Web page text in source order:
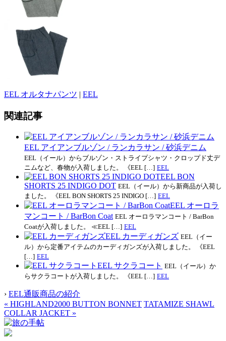
EEL オルタナパンツ | EEL
関連記事
EEL アイアンブルゾン / ランカラサン / 砂浜デニム
EEL（イール）からブルゾン・ストライプシャツ・クロップド丈デ
ニムなど、春物が入荷しました。 《EEL […] EEL
EEL BON
SHORTS 25 INDIGO DOT EEL（イール）から新商品が入荷し
ました。 《EEL BON SHORTS 25 INDIGO […] EEL
EEL オーロラ
マンコート / BarBon Coat EEL オーロラマンコート / BarBon
Coatが入荷しました。 ≪EEL […] EEL
EEL カーディガンズ EEL（イー
ル）から定番アイテムのカーディガンズが入荷しました。 《EEL
[…] EEL
EEL サクラコート EEL（イール）か
らサクラコートが入荷しました。 《EEL […] EEL
› EEL通販商品の紹介
« HIGHLAND2000 BUTTON BONNET TATAMIZE SHAWL
COLLAR JACKET »